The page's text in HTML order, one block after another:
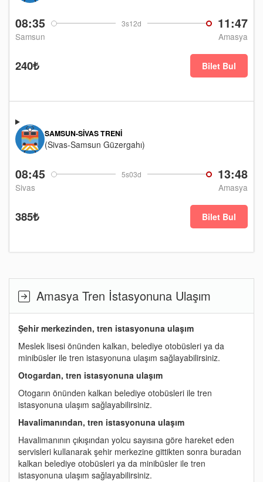
08:35 3s12d 11:47
Samsun Amasya
240₺ Bilet Bul
08:45 5s03d 13:48
Sivas Amasya
SAMSUN-SIVAS TRENI
(Sivas-Samsun Güzergahı)
385₺ Bilet Bul
Amasya Tren İstasyonuna Ulaşım
Şehir merkezinden, tren istasyonuna ulaşım
Meslek lisesi önünden kalkan, belediye otobüsleri ya da
minibüsler ile tren istasyonuna ulaşım sağlayabilirsiniz.
Otogardan, tren istasyonuna ulaşım
Otogarın önünden kalkan belediye otobüsleri ile tren
istasyonuna ulaşım sağlayabilirsiniz.
Havalimanından, tren istasyonuna ulaşım
Havalimanının çıkışından yolcu sayısına göre hareket eden
servisleri kullanarak şehir merkezine gittikten sonra buradan
kalkan belediye otobüsleri ya da minibüsler ile tren
istasyonuna ulaşım sağlayabilirsiniz.